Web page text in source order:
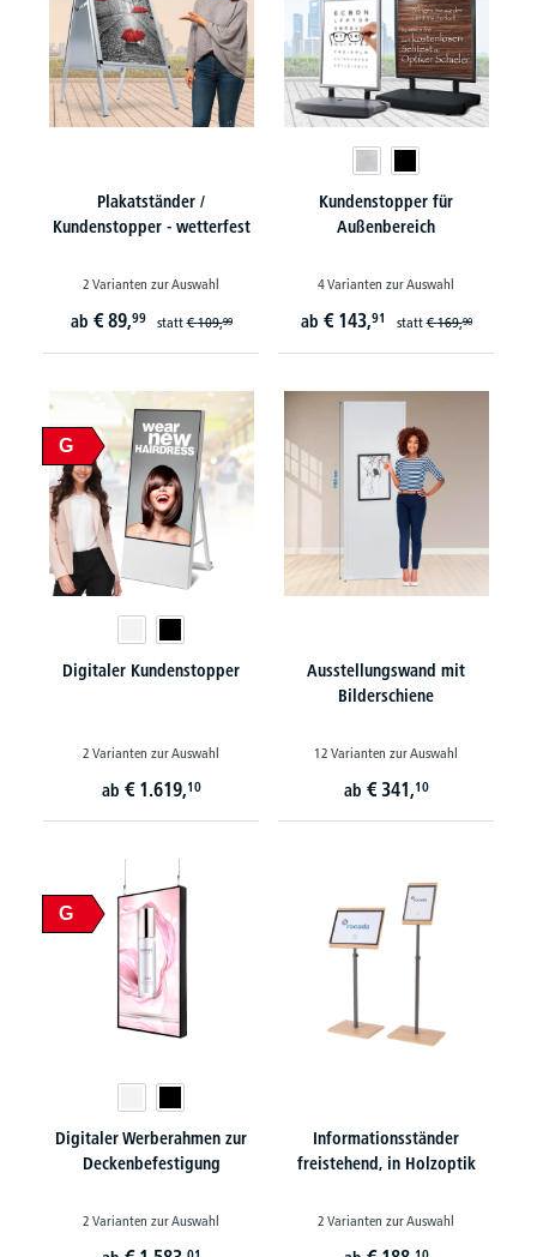
Plakatständer /
Kundenstopper - wetterfest
2 Varianten zur Auswahl
ab € 89,99 statt€ 109,99
Kundenstopper für
Außenbereich
4 Varianten zur Auswahl
ab € 143,91 statt€ 169,90
G
Digitaler Kundenstopper
2 Varianten zur Auswahl
ab € 1.619,10
Ausstellungswand mit
Bilderschiene
12 Varianten zur Auswahl
ab € 341,10
G
Digitaler Werberahmen zur
Deckenbefestigung
2 Varianten zur Auswahl
Informationsständer
freistehend, in Holzoptik
2 Varianten zur Auswahl